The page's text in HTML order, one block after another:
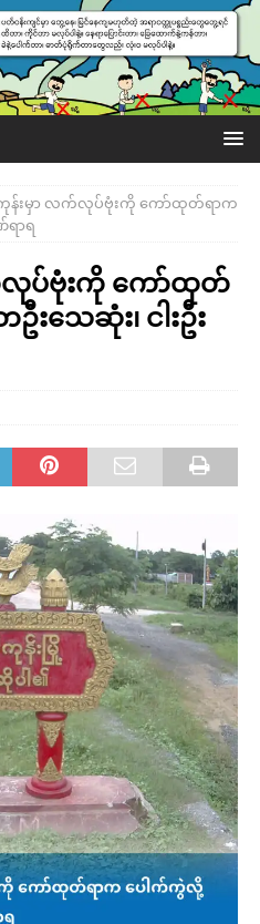
န်းမှာ လက်လုပ်ဗုံးကို ကော်ထုတ်ရာက
ရာရ
ပ်ဗုံးကို ကော်ထုတ်
သေဆုံး၊ ငါးဦး